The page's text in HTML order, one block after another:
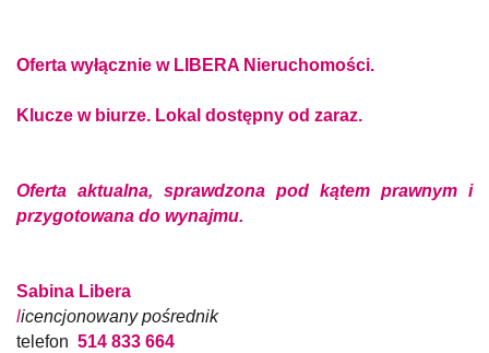
Oferta wyłącznie w LIBERA Nieruchomości.
Klucze w biurze. Lokal dostępny od zaraz.
Oferta aktualna, sprawdzona pod kątem prawnym i
przygotowana do wynajmu.
Sabina Libera
licencjonowany pośrednik
telefon 514 833 664